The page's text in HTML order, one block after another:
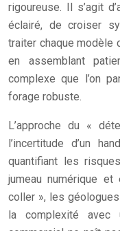
rigoureuse. Il s’agit
éclairé, de croiser
traiter chaque modèle
en assemblant
complexe que l’on
forage robuste.
L’approche du «
l’incertitude d’un
quantifiant les
jumeau numérique
coller », les
la complexité avec